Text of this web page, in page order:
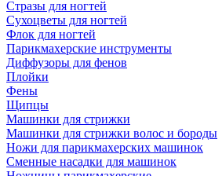
Стразы для ногтей
Сухоцветы для ногтей
Флок для ногтей
Парикмахерские инструменты
Диффузоры для фенов
Плойки
Фены
Щипцы
Машинки для стрижки
Машинки для стрижки волос и бороды
Ножи для парикмахерских машинок
Сменные насадки для машинок